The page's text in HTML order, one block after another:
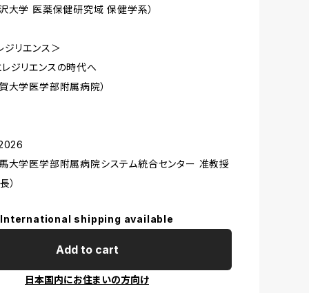
大学 医薬保健研究域 保健学系）
ジリエンス＞
ジリエンスの時代へ
大学医学部附属病院）
大学医学部附属病院システム統合センター 准教授
）
International shipping available
Add to cart
日本国内にお住まいの方向け